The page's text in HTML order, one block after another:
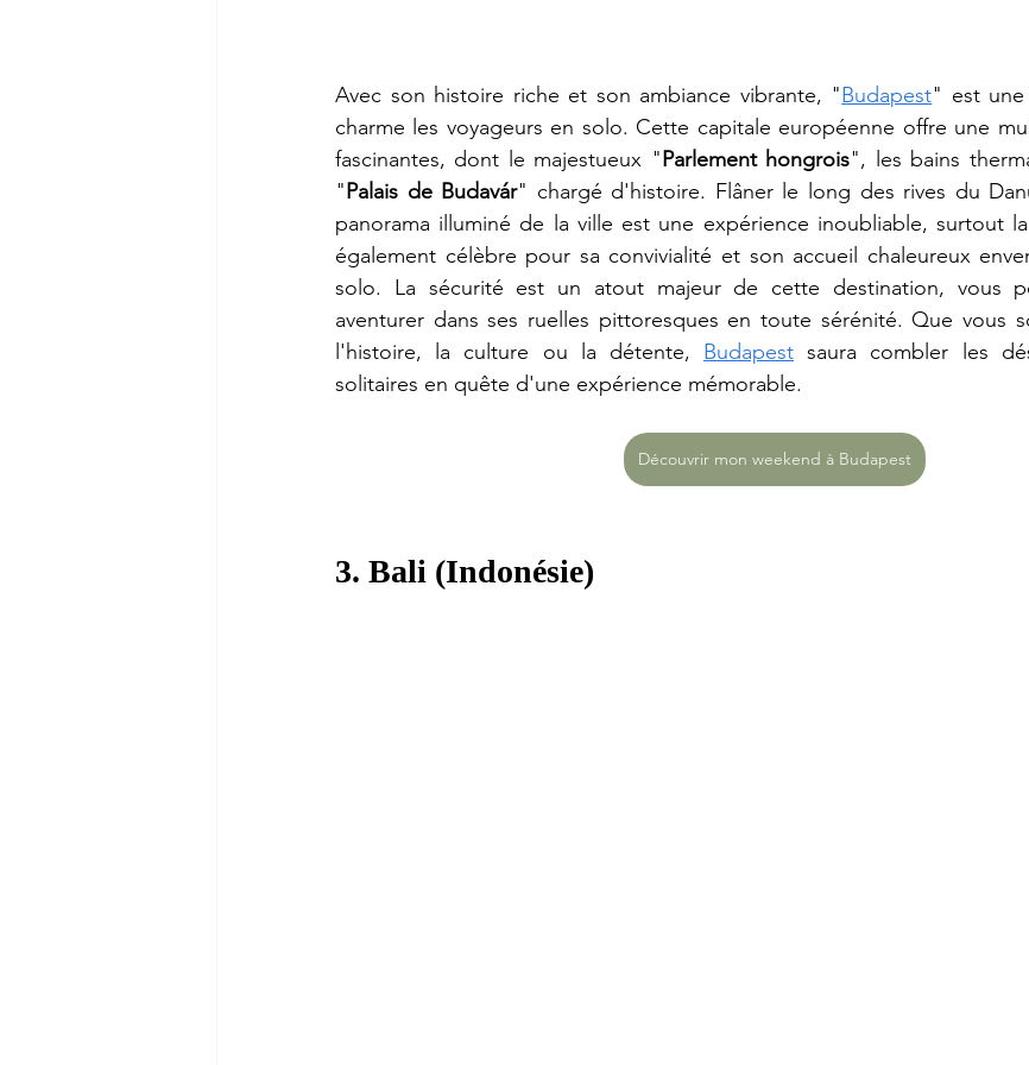
Avec son histoire riche et son ambiance vibrante, "Budapest" est une
charme les voyageurs en solo. Cette capitale européenne offre une
fascinantes, dont le majestueux "Parlement hongrois", les bains
"Palais de Budavár" chargé d'histoire. Flâner le long des rives du
panorama illuminé de la ville est une expérience inoubliable, surtout
également célèbre pour sa convivialité et son accueil chaleureux
solo. La sécurité est un atout majeur de cette destination, vous
aventurer dans ses ruelles pittoresques en toute sérénité. Que vous
l'histoire, la culture ou la détente, Budapest saura combler les
solitaires en quête d'une expérience mémorable.
Découvrir mon weekend à Budapest
3. Bali (Indonésie)